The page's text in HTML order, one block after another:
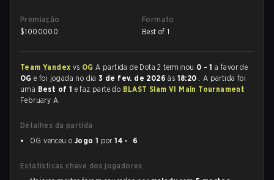
Premiação
$1000000
Formato
Best of 1
Team Yandex vs OGA partida de Dota 2 terminou 0 - 1 a favor de
OGe foi jogada no dia3 de fev. de 2026às 18:20 . A partida foi
uma Best of 1 e faz parte do BLAST Slam VI Main Tournament
February A.
Detalhes da partida
OG venceu o Jogo 1 por14 - 6
Estatísticas chave dos jogadores